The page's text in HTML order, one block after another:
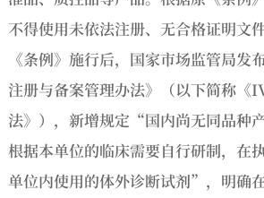
不得使用未依法注册、无合格证明文
《条例》施行后，国家市场监管局发
注册与备案管理办法》（以下简称《
法》），新增规定“国内尚无同品种
根据本单位的临床需要自行研制，在
单位内使用的体外诊断试剂”，明确